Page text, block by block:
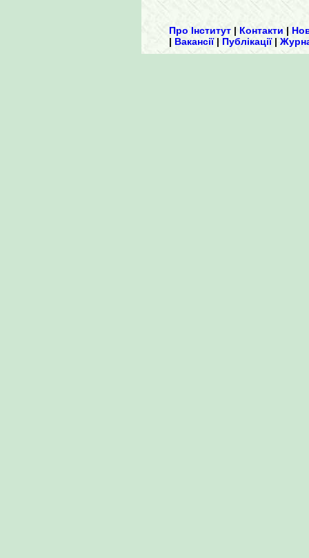
Про Інститут | Контакти |
| Вакансії| Публікації|